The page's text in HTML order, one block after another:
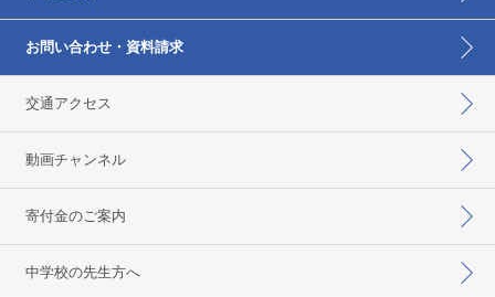
お問い合わせ・資料請求
交通アクセス
動画チャンネル
寄付金のご案内
中学校の先生方へ